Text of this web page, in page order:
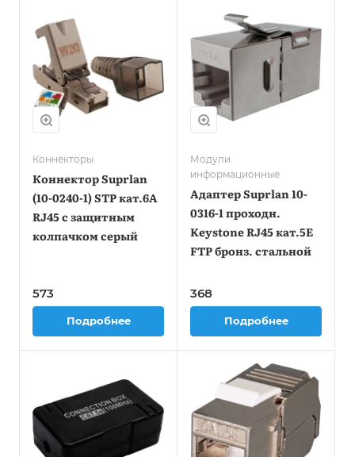
Коннекторы
Коннектор Suprlan
(10-0240-1) STP кат.6A
RJ45 с защитным
колпачком серый
573
Подробнее
Модули
информационные
Адаптер Suprlan 10-
0316-1 проходн.
Keystone RJ45 кат.5E
FTP бронз. стальной
368
Подробнее